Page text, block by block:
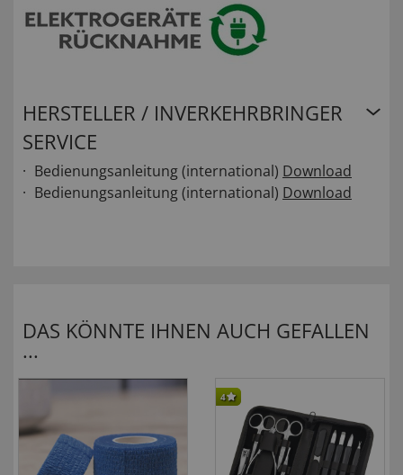
HERSTELLER / INVERKEHRBRINGER
SERVICE
Bedienungsanleitung (international) Download
Bedienungsanleitung (international) Download
DAS KÖNNTE IHNEN AUCH GEFALLEN
...
4